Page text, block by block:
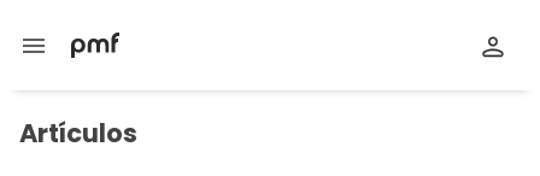
menu
Artículos